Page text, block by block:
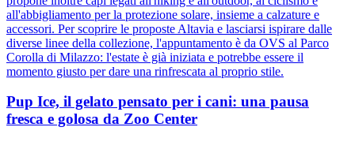
all'abbigliamento per la protezione solare, insieme a calzature e
accessori. Per scoprire le proposte Altavia e lasciarsi ispirare dalle
diverse linee della collezione, l'appuntamento è da OVS al Parco
Corolla di Milazzo: l'estate è già iniziata e potrebbe essere il
momento giusto per dare una rinfrescata al proprio stile.
Pup Ice, il gelato pensato per i cani: una pausa
fresca e golosa da Zoo Center